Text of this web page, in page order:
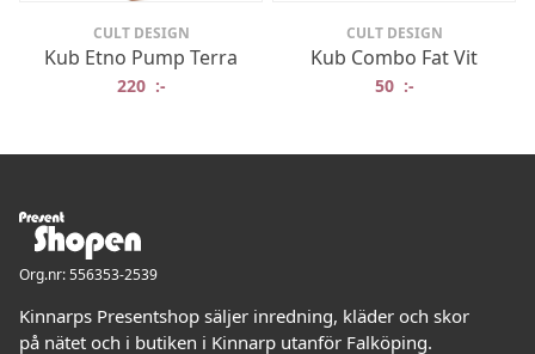
CULT DESIGN
Kub Etno Pump Terra
220 :-
CULT DESIGN
Kub Combo Fat Vit
50 :-
Org.nr: 556353-2539
Kinnarps Presentshop säljer inredning, kläder och skor
på nätet och i butiken i Kinnarp utanför Falköping.